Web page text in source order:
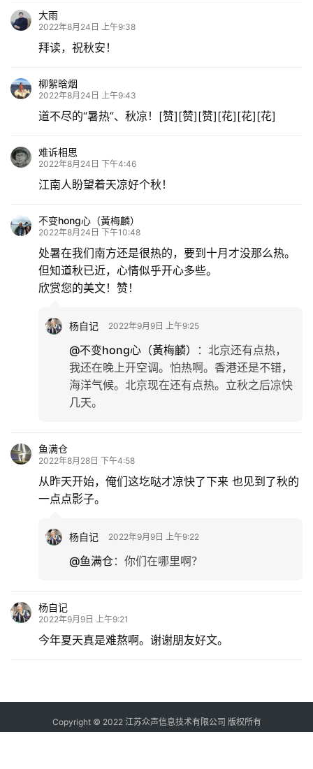
大雨
2022年8月24日 上午9:38
拜读，祝秋安！
柳絮晗烟
2022年8月24日 上午9:43
道不尽的“暑热”、秋凉！[赞][赞][赞][花][花][花]
难诉相思
2022年8月24日 下午4:46
江南人盼望着天凉好个秋！
不变hong心（黃梅麟）
2022年8月24日 下午10:48
处暑在我们南方还是很热的，要到十月才没那么热。
但知道秋已近，心情似乎开心多些。
欣赏您的美文！赞！
杨自记 2022年9月9日 上午9:25
@不变hong心（黃梅麟） ： 北京还有点热，
我还在晚上开空调。怕热啊。香港还是不错，
海洋气候。北京现在还有点热。立秋之后凉快
几天。
鱼满仓
2022年8月28日 下午4:58
从昨天开始，俺们这圪哒才凉快了下来 也见到了秋的
一点点影子。
杨自记 2022年9月9日 上午9:22
@鱼满仓： 你们在哪里啊？
杨自记
2022年9月9日 上午9:21
今年夏天真是难熬啊。谢谢朋友好文。
Copyright © 2022 江苏众声信息技术有限公司 版权所有